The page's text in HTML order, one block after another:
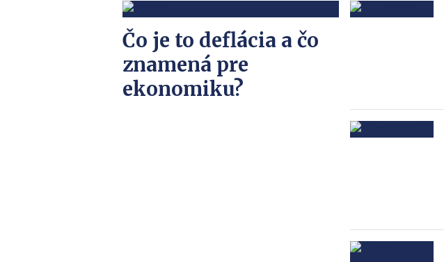
Čo je to deflácia a čo
znamená pre
ekonomiku?